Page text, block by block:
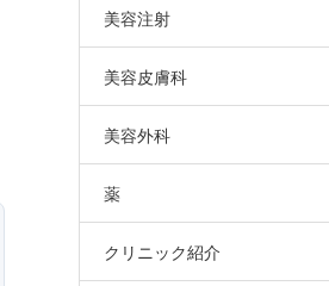
美容注射
美容皮膚科
美容外科
薬
クリニック紹介